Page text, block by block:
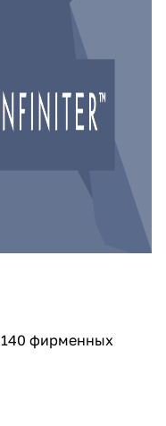
140 фирменных